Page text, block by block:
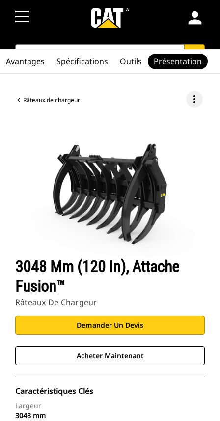
person
SEARCH search
Râteaux de chargeur more_vert
3048 Mm (120 In), Attache
Fusion™
Râteaux De Chargeur
Demander Un Devis
Acheter Maintenant
Caractéristiques Clés
Largeur
3048 mm
Avantages Spécifications Outils Présentation